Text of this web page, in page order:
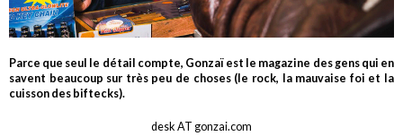
Parce que seul le détail compte, Gonzaï est le magazine des gens qui en
savent beaucoup sur très peu de choses (le rock, la mauvaise foi et la
cuisson des biftecks).
desk AT gonzai.com